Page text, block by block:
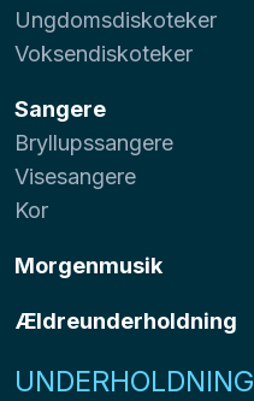
Ungdomsdiskoteker
Voksendiskoteker
Sangere
Bryllupssangere
Visesangere
Kor
Morgenmusik
Ældreunderholdning
UNDERHOLDNING